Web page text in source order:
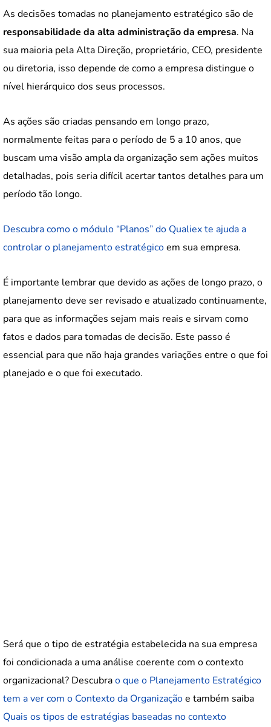
As decisões tomadas no planejamento estratégico são de
responsabilidade da alta administração da empresa. Na
sua maioria pela Alta Direção, proprietário, CEO, presidente
ou diretoria, isso depende de como a empresa distingue o
nível hierárquico dos seus processos.
As ações são criadas pensando em longo prazo,
normalmente feitas para o período de 5 a 10 anos, que
buscam uma visão ampla da organização sem ações muitos
detalhadas, pois seria difícil acertar tantos detalhes para um
período tão longo.
Descubra como o módulo “Planos” do Qualiex te ajuda a
controlar o planejamento estratégicoem sua empresa.
É importante lembrar que devido as ações de longo prazo, o
planejamento deve ser revisado e atualizado continuamente,
para que as informações sejam mais reais e sirvam como
fatos e dados para tomadas de decisão. Este passo é
essencial para que não haja grandes variações entre o que foi
planejado e o que foi executado.
Será que o tipo de estratégia estabelecida na sua empresa
foi condicionada a uma análise coerente com o contexto
organizacional? Descubrao que o Planejamento Estratégico
tem a ver com o Contexto da Organizaçãoe também saiba
Quais os tipos de estratégias baseadas no contexto